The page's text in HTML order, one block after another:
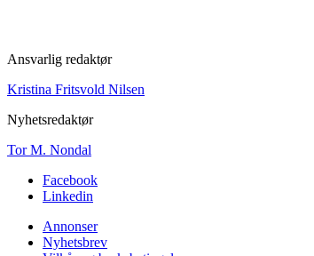
Ansvarlig redaktør
Kristina Fritsvold Nilsen
Nyhetsredaktør
Tor M. Nondal
Facebook
Linkedin
Annonser
Nyhetsbrev